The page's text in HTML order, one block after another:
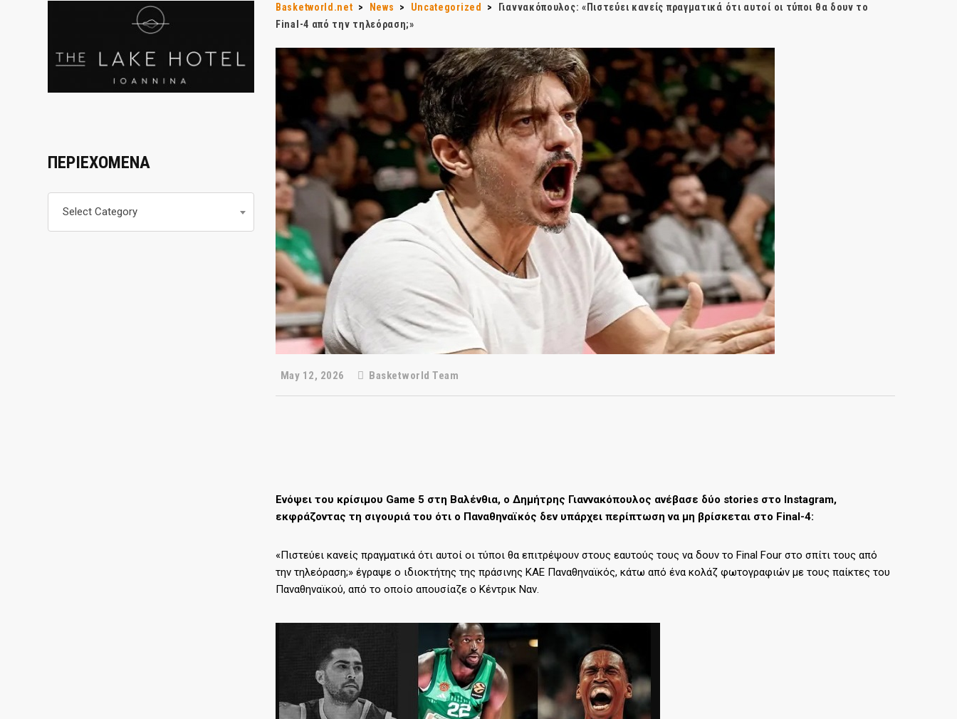
Basketworld.net > News > Uncategorized >
Γιαννακόπουλος: «Πιστεύει κανείς πραγματικά ότι αυτοί οι τύποι θα δουν το
Final-4 από την τηλεόραση;»
May 12, 2026 Basketworld Team
Ενόψει του κρίσιμου Game 5 στη Βαλένθια, ο Δημήτρης Γιαννακόπουλος ανέβασε δύο stories στο Instagram,
εκφράζοντας τη σιγουριά του ότι ο Παναθηναϊκός δεν υπάρχει περίπτωση να μη βρίσκεται στο Final-4:
«Πιστεύει κανείς πραγματικά ότι αυτοί οι τύποι θα επιτρέψουν στους εαυτούς τους να δουν το Final Four στο σπίτι τους από
την τηλεόραση;» έγραψε ο ιδιοκτήτης της πράσινης ΚΑΕ Παναθηναϊκός, κάτω από ένα κολάζ φωτογραφιών με τους παίκτες του
Παναθηναϊκού, από το οποίο απουσίαζε ο Κέντρικ Ναν.
ΠΕΡΙΕΧΟΜΕΝΑ
Select Category